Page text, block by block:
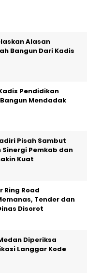
Alasan
Bangun Dari Kadis
Pendidikan
Mendadak
Pisah Sambut
Pemkab dan
Kuat
Ring Road
Tender dan
Disorot
Diperiksa
Langgar Kode